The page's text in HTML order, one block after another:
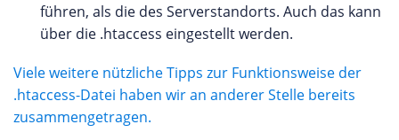
führen, als die des Serverstandorts. Auch das kann
über die .htaccess eingestellt werden.
Viele weitere nützliche Tipps zur Funktionsweise der
.htaccess-Datei haben wir an anderer Stelle bereits
zusammengetragen.